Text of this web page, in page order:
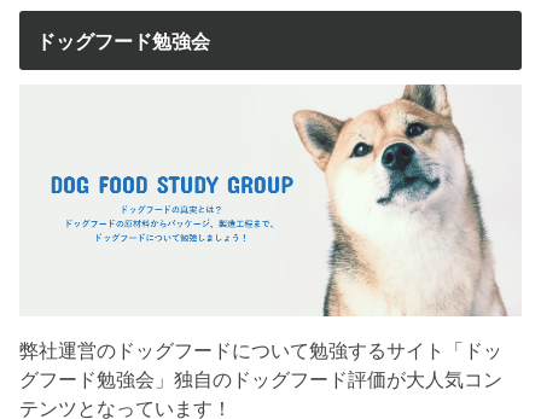
ドッグフード勉強会
弊社運営のドッグフードについて勉強するサイト「ドッ
グフード勉強会」独自のドッグフード評価が大人気コン
テンツとなっています！